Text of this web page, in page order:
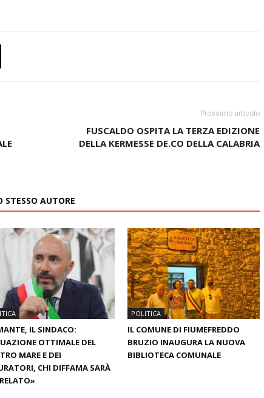
Prossimo articolo
FUSCALDO OSPITA LA TERZA EDIZIONE
DELLA KERMESSE DE.CO DELLA CALABRIA
STESSO AUTORE
IL SINDACO:
OTTIMALE DEL
MARE E DEI
CHI DIFFAMA SARÀ
POLITICA
IL COMUNE DI FIUMEFREDDO
BRUZIO INAUGURA LA NUOVA
BIBLIOTECA COMUNALE